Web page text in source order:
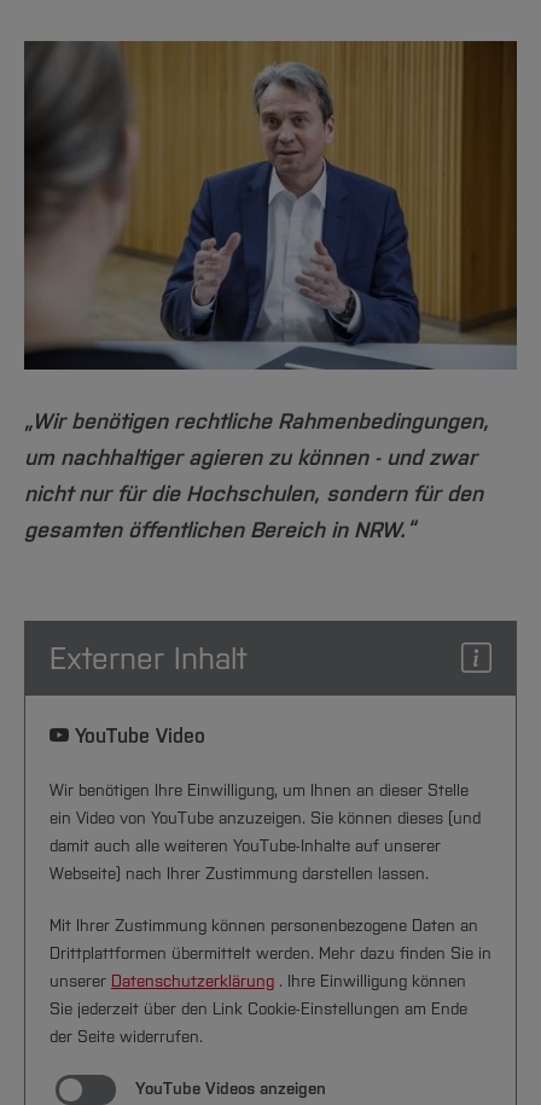
Arbeiten im FB G
Forschung und Entwicklung
International
Team
Service
Notfall-Infos
Diskriminierungsfreie Hochschule
Wahlen
Hochschulkommunikation
International Office
qed-Stiftung
Zentrale Studienberatung
„Wir benötigen rechtliche Rahmenbedingungen,
um nachhaltiger agieren zu können - und zwar
nicht nur für die Hochschulen, sondern für den
gesamten öffentlichen Bereich in NRW.“
Externer Inhalt
YouTube Video
Wir benötigen Ihre Einwilligung, um Ihnen an dieser Stelle
ein Video von YouTube anzuzeigen. Sie können dieses (und
damit auch alle weiteren YouTube-Inhalte auf unserer
Webseite) nach Ihrer Zustimmung darstellen lassen.
Mit Ihrer Zustimmung können personenbezogene Daten an
Drittplattformen übermittelt werden. Mehr dazu finden Sie in
unserer Datenschutzerklärung . Ihre Einwilligung können
Sie jederzeit über den Link Cookie-Einstellungen am Ende
der Seite widerrufen.
YouTube Videos anzeigen